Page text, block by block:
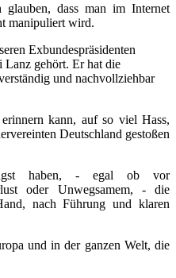
dass man im Internet
manipuliert wird.
Exbundespräsidenten
Lanz gehört. Er hat die
und nachvollziehbar
kann, auf so viel Hass,
Deutschland gestoßen
haben, - egal ob vor
oder Unwegsamem, - die
nach Führung und klaren
und in der ganzen Welt, die